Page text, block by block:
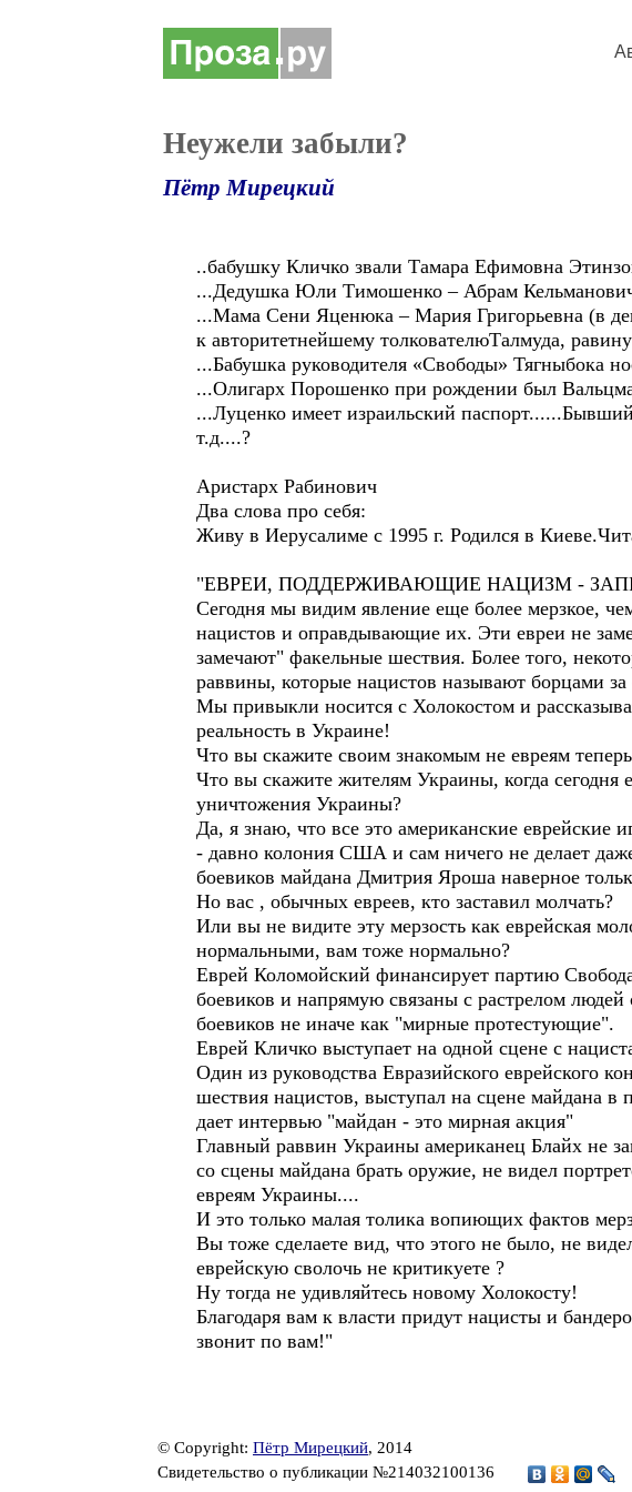
Неужели забыли?
Пётр Мирецкий
..бабушку Кличко звали Тамара Ефимовна
...Дедушка Юли Тимошенко – Абрам
...Мама Сени Яценюка – Мария Григорьевна (в
к авторитетнейшему толкователюТалмуда,
...Бабушка руководителя «Свободы» Тягныбока
...Олигарх Порошенко при рождении был
...Луценко имеет израильский
т.д....?
Аристарх Рабинович
Два слова про себя:
Живу в Иерусалиме с 1995 г. Родился в
"ЕВРЕИ, ПОДДЕРЖИВАЮЩИЕ НАЦИЗМ -
Сегодня мы видим явление еще более мерзкое,
нацистов и оправдывающие их. Эти евреи не
замечают" факельные шествия. Более того,
раввины, которые нацистов называют борцами за
Мы привыкли носится с Холокостом и
реальность в Украине!
Что вы скажите своим знакомым не евреям
Что вы скажите жителям Украины, когда сегодня
уничтожения Украины?
Да, я знаю, что все это американские еврейские
- давно колония США и сам ничего не делает
боевиков майдана Дмитрия Яроша наверное
Но вас , обычных евреев, кто заставил молчать?
Или вы не видите эту мерзость как еврейская
нормальными, вам тоже нормально?
Еврей Коломойский финансирует партию
боевиков и напрямую связаны с растрелом
боевиков не иначе как "мирные протестующие".
Еврей Кличко выступает на одной сцене с
Один из руководства Евразийского еврейского
шествия нацистов, выступал на сцене майдана
дает интервью "майдан - это мирная акция"
Главный раввин Украины американец Блайх не
со сцены майдана брать оружие, не видел
евреям Украины....
И это только малая толика вопиющих фактов
Вы тоже сделаете вид, что этого не было, не
еврейскую сволочь не критикуете ?
Ну тогда не удивляйтесь новому Холокосту!
Благодаря вам к власти придут нацисты и
звонит по вам!"
© Copyright: Пётр Мирецкий, 2014
Свидетельство о публикации №214032100136